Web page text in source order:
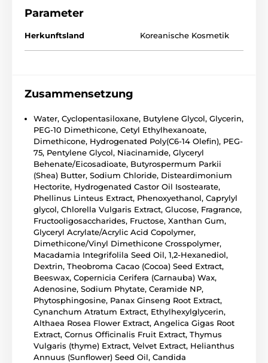
Parameter
Herkunftsland Koreanische Kosmetik
Zusammensetzung
Water, Cyclopentasiloxane, Butylene Glycol, Glycerin,
PEG-10 Dimethicone, Cetyl Ethylhexanoate,
Dimethicone, Hydrogenated Poly(C6-14 Olefin), PEG-
75, Pentylene Glycol, Niacinamide, Glyceryl
Behenate/Eicosadioate, Butyrospermum Parkii
(Shea) Butter, Sodium Chloride, Disteardimonium
Hectorite, Hydrogenated Castor Oil Isostearate,
Phellinus Linteus Extract, Phenoxyethanol, Caprylyl
glycol, Chlorella Vulgaris Extract, Glucose, Fragrance,
Fructooligosaccharides, Fructose, Xanthan Gum,
Glyceryl Acrylate/Acrylic Acid Copolymer,
Dimethicone/Vinyl Dimethicone Crosspolymer,
Macadamia Integrifolila Seed Oil, 1,2-Hexanediol,
Dextrin, Theobroma Cacao (Cocoa) Seed Extract,
Beeswax, Copernicia Cerifera (Carnauba) Wax,
Adenosine, Sodium Phytate, Ceramide NP,
Phytosphingosine, Panax Ginseng Root Extract,
Cynanchum Atratum Extract, Ethylhexylglycerin,
Althaea Rosea Flower Extract, Angelica Gigas Root
Extract, Cornus Officinalis Fruit Extract, Thymus
Vulgaris (thyme) Extract, Velvet Extract, Helianthus
Annuus (Sunflower) Seed Oil, Candida